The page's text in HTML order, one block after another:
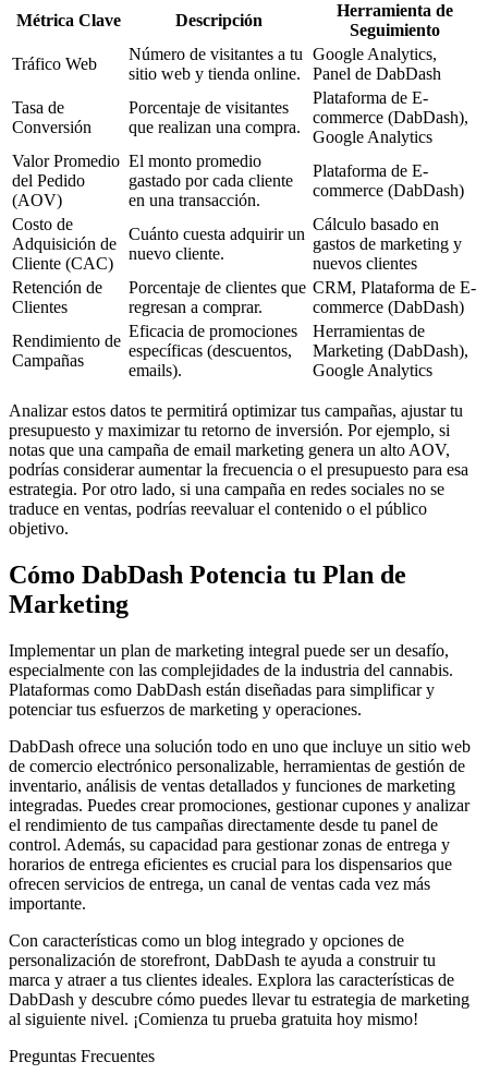
Métrica Clave Descripción
Herramienta de
Seguimiento
Tráfico Web
Número de visitantes a tu
sitio web y tienda online.
Google Analytics,
Panel de DabDash
Tasa de
Conversión
Porcentaje de visitantes
que realizan una compra.
Plataforma de E-
commerce (DabDash),
Google Analytics
Valor Promedio
del Pedido
(AOV)
El monto promedio
gastado por cada cliente
en una transacción.
Plataforma de E-
commerce (DabDash)
Costo de
Adquisición de
Cliente (CAC)
Cuánto cuesta adquirir un
nuevo cliente.
Cálculo basado en
gastos de marketing y
nuevos clientes
Retención de
Clientes
Porcentaje de clientes que
regresan a comprar.
CRM, Plataforma de E-
commerce (DabDash)
Rendimiento de
Campañas
Eficacia de promociones
específicas (descuentos,
emails).
Herramientas de
Marketing (DabDash),
Google Analytics
Analizar estos datos te permitirá optimizar tus campañas, ajustar tu
presupuesto y maximizar tu retorno de inversión. Por ejemplo, si
notas que una campaña de email marketing genera un alto AOV,
podrías considerar aumentar la frecuencia o el presupuesto para esa
estrategia. Por otro lado, si una campaña en redes sociales no se
traduce en ventas, podrías reevaluar el contenido o el público
objetivo.
Cómo DabDash Potencia tu Plan de
Marketing
Implementar un plan de marketing integral puede ser un desafío,
especialmente con las complejidades de la industria del cannabis.
Plataformas como DabDash están diseñadas para simplificar y
potenciar tus esfuerzos de marketing y operaciones.
DabDash ofrece una solución todo en uno que incluye un sitio web
de comercio electrónico personalizable, herramientas de gestión de
inventario, análisis de ventas detallados y funciones de marketing
integradas. Puedes crear promociones, gestionar cupones y analizar
el rendimiento de tus campañas directamente desde tu panel de
control. Además, su capacidad para gestionar zonas de entrega y
horarios de entrega eficientes es crucial para los dispensarios que
ofrecen servicios de entrega, un canal de ventas cada vez más
importante.
Con características como un blog integrado y opciones de
personalización de storefront, DabDash te ayuda a construir tu
marca y atraer a tus clientes ideales. Explora las características de
DabDash y descubre cómo puedes llevar tu estrategia de marketing
al siguiente nivel. ¡Comienza tu prueba gratuita hoy mismo!
Preguntas Frecuentes